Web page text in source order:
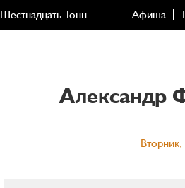
Шестнадцать Тонн Афиша
Александр